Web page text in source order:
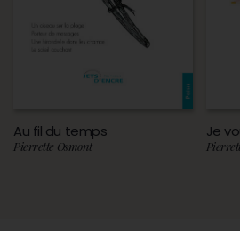
Au fil du temps
Pierrette Osmont
Je